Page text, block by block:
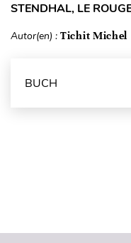
STENDHAL, LE
Autor(en) : Tichit Michel
BUCH